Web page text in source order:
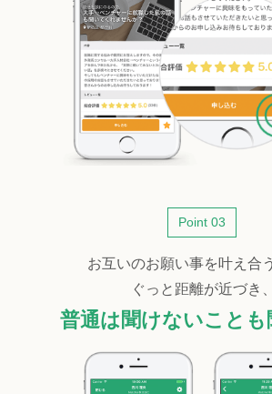
Point 03
お互いのお願い事を叶え合
ぐっと距離が近づき、
普通は聞けないことも